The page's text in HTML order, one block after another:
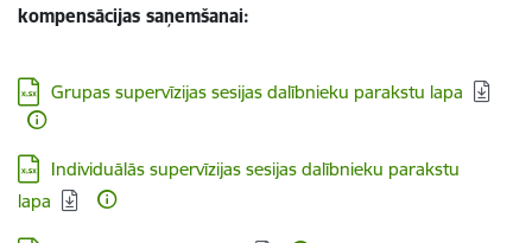
kompensācijas saņemšanai:
Lejupielādēt:
Grupas supervīzijas sesijas dalībnieku parakstu lapa
Lejupielādēt:
Individuālās supervīzijas sesijas dalībnieku parakstu
lapa